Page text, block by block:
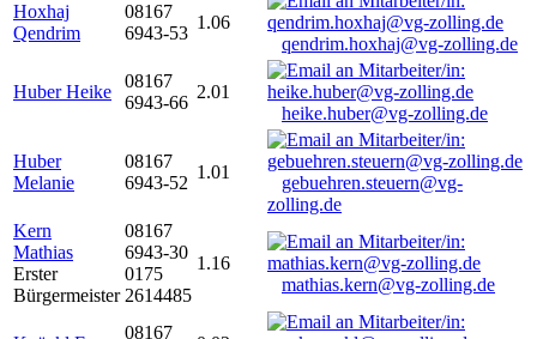
Hoxhaj
Qendrim
08167
6943-53
1.06
qendrim.hoxhaj@vg-zolling.de
Huber Heike
08167
6943-66
2.01
heike.huber@vg-zolling.de
Huber
Melanie
08167
6943-52
1.01
gebuehren.steuern@vg-
zolling.de
Kern
Mathias
Erster
Bürgermeister
08167
6943-30
0175
2614485
1.16
mathias.kern@vg-zolling.de
08167